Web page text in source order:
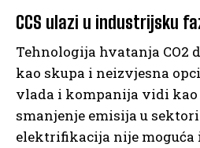
CCS ulazi u industrijsku
Tehnologija hvatanja CO2
kao skupa i neizvjesna
vlada i kompanija vidi kao
smanjenje emisija u
elektrifikacija nije moguća